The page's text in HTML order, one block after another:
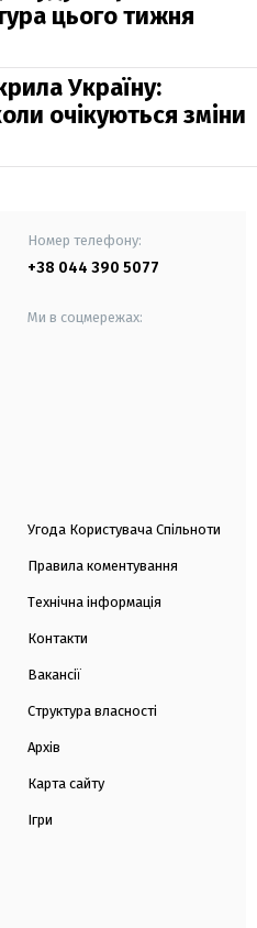
цього тижня
Україну:
очікуються зміни
Номер телефону:
+38 044 390 5077
Ми в соцмережах:
Угода Користувача Спільноти
Правила коментування
Технічна інформація
Контакти
Вакансії
Структура власності
Архів
Карта сайту
Ігри